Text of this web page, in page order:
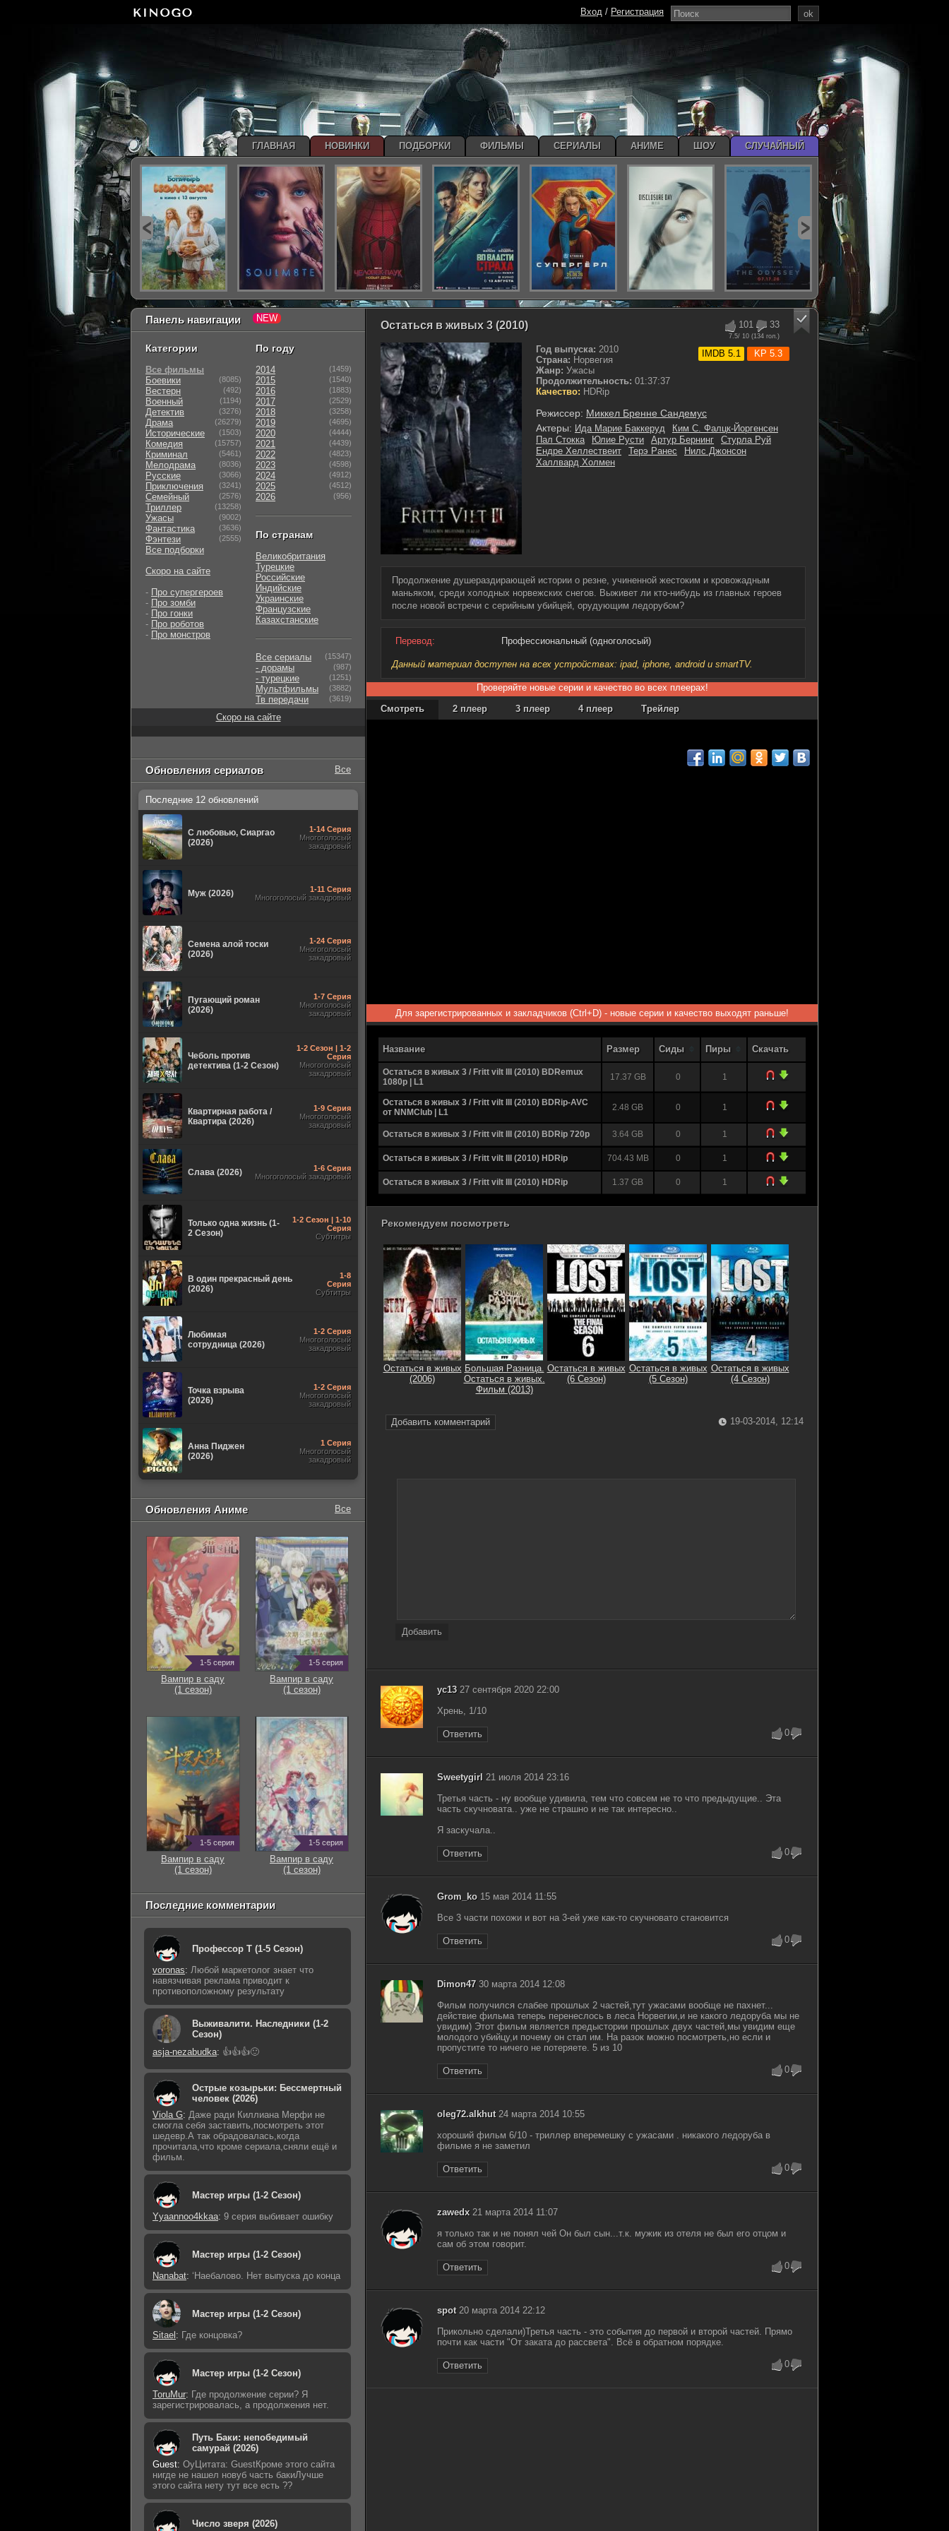
101 33
7.5/ 10 (134 гол.)
IMDB 5.1 KP 5.3
Остаться в живых 3 (2010)
Год выпуска: 2010
Страна: Норвегия
Жанр: Ужасы
Продолжительность: 01:37:37
Качество: HDRip
Режиссер: Миккел Бренне Сандемус
Актеры: Ида Марие Баккеруд
Ким С. Фалцк-Йоргенсен
Пал Стокка
Юлие Русти Артур Бернинг
Стурла Руй
Ендре Хеллествеит
Терэ Ранес
Нилс Джонсон
Халлвард Холмен
Продолжение душераздирающей истории о резне, учиненной жестоким и кровожадным
маньяком, среди холодных норвежских снегов. Выживет ли кто-нибудь из главных героев
после новой встречи с серийным убийцей, орудующим ледорубом?
Перевод: Профессиональный (одноголосый)
Данный материал доступен на всех устройствах: ipad, iphone, android и smartTV.
Проверяйте новые серии и качество во всех плеерах!
Смотреть
2 плеер 3 плеер 4 плеер Трейлер
Для зарегистрированных и закладчиков (Ctrl+D) - новые серии и качество выходят раньше!
Название Размер Сиды Пиры Скачать
Остаться в живых 3 / Fritt vilt III (2010) BDRemux
1080р | L1
17.37 GB 0 1
Остаться в живых 3 / Fritt vilt III (2010) BDRip-AVC
от NNMClub | L1
2.48 GB 0 1
Остаться в живых 3 / Fritt vilt III (2010) BDRip 720p 3.64 GB 0 1
Остаться в живых 3 / Fritt vilt III (2010) HDRip 704.43 MB 0 1
Остаться в живых 3 / Fritt vilt III (2010) HDRip 1.37 GB 0 1
Рекомендуем посмотреть
Остаться в живых
(2006)
Большая Разница.
Остаться в живых.
Фильм (2013)
Остаться в живых
(6 Сезон)
Остаться в живых
(5 Сезон)
Остаться в живых
(4 Сезон)
Добавить комментарий 19-03-2014, 12:14
Добавить
yc1327 сентября 2020 22:00
Хрень, 1/10
Ответить 0
Sweetygirl 21 июля 2014 23:16
Третья часть - ну вообще удивила, тем что совсем не то что предыдущие.. Эта
часть скучновата.. уже не страшно и не так интересно..
Я заскучала..
Ответить 0
Grom_ko 15 мая 2014 11:55
Все 3 части похожи и вот на 3-ей уже как-то скучновато становится
Ответить 0
Dimon4730 марта 2014 12:08
Фильм получился слабее прошлых 2 частей,тут ужасами вообще не пахнет...
действие фильма теперь перенеслось в леса Норвегии,и не какого ледоруба мы не
увидим) Этот фильм является предыстории прошлых двух частей,мы увидим еще
молодого убийцу,и почему он стал им. На разок можно посмотреть,но если и
пропустите то ничего не потеряете. 5 из 10
Ответить 0
oleg72.alkhut24 марта 2014 10:55
хороший фильм 6/10 - триллер вперемешку с ужасами . никакого ледоруба в
фильме я не заметил
Ответить 0
zawedx21 марта 2014 11:07
я только так и не понял чей Он был сын...т.к. мужик из отеля не был его отцом и
сам об этом говорит.
Ответить 0
spot20 марта 2014 22:12
Прикольно сделали)Третья часть - это события до первой и второй частей. Прямо
почти как части "От заката до рассвета". Всё в обратном порядке.
Ответить 0
Панель навигации
Категории
Все фильмы
Боевики
(8085)
Вестерн (492)
Военный (1194)
Детектив (3276)
Драма (26279)
Исторические (1503)
Комедия (15757)
Криминал (5461)
Мелодрама (8036)
Русские (3066)
Приключения (3241)
Семейный (2576)
Триллер (13258)
Ужасы (9002)
Фантастика (3636)
Фэнтези (2555)
Все подборки
Скоро на сайте
- Про супергероев
- Про зомби
- Про гонки
- Про роботов
- Про монстров
По году
2014 (1459)
2015 (1540)
2016 (1883)
2017 (2529)
2018 (3258)
2019 (4695)
2020 (4444)
2021 (4439)
2022 (4823)
2023 (4598)
2024 (4912)
2025 (4512)
2026 (956)
По странам
Великобритания
Турецкие
Российские
Индийские
Украинские
Французские
Казахстанские
Все сериалы (15347)
- дорамы (987)
- турецкие (1251)
Мультфильмы (3882)
Тв передачи (3619)
Скоро на сайте
Обновления сериалов Все
Последние 12 обновлений
С любовью, Сиаргао
(2026)
1-14 Серия
Многоголосый
закадровый
Муж (2026)
1-11 Серия
Многоголосый закадровый
Семена алой тоски
(2026)
1-24 Серия
Многоголосый
закадровый
Пугающий роман
(2026)
1-7 Серия
Многоголосый
закадровый
Чеболь против
детектива (1-2 Сезон)
1-2 Сезон | 1-2
Серия
Многоголосый
закадровый
Квартирная работа /
Квартира (2026)
1-9 Серия
Многоголосый
закадровый
Слава (2026)
1-6 Серия
Многоголосый закадровый
Только одна жизнь (1-
2 Сезон)
1-2 Сезон | 1-10
Серия
Субтитры
В один прекрасный день
(2026)
1-8
Серия
Субтитры
Любимая
сотрудница (2026)
1-2 Серия
Многоголосый
закадровый
Точка взрыва
(2026)
1-2 Серия
Многоголосый
закадровый
Анна Пиджен
(2026)
1 Серия
Многоголосый
закадровый
Обновления Аниме Все
1-5 серия
Вампир в саду
(1 сезон)
1-5 серия
Вампир в саду
(1 сезон)
1-5 серия
Вампир в саду
(1 сезон)
1-5 серия
Вампир в саду
(1 сезон)
Последние комментарии
Профессор Т (1-5 Сезон)
voronas: Любой маркетолог знает что
навязчивая реклама приводит к
противоположному результату
Выживалити. Наследники (1-2
Сезон)
asja-nezabudka: 👍👍👍🙂
Острые козырьки: Бессмертный
человек (2026)
Viola G: Даже ради Киллиана Мерфи не
смогла себя заставить,посмотреть этот
шедевр.А так обрадовалась,когда
прочитала,что кроме сериала,сняли ещё и
фильм.
Мастер игры (1-2 Сезон)
Yyaannoo4kkaa: 9 серия выбивает ошибку
Мастер игры (1-2 Сезон)
Nanabat: ‘Наебалово. Нет выпуска до конца
Мастер игры (1-2 Сезон)
Sitael : Где концовка?
Мастер игры (1-2 Сезон)
ToruMur: Где продолжение серии? Я
зарегистрировалась, а продолжения нет.
Путь Баки: непобедимый
самурай (2026)
Guest: ОуЦитата: GuestКроме этого сайта
нигде не нашел новуб часть бакиЛучше
этого сайта нету тут все есть ??
Число зверя (2026)
ok
Вход / Регистрация
ГЛАВНАЯ НОВИНКИ ПОДБОРКИ ФИЛЬМЫ СЕРИАЛЫ АНИМЕ ШОУ СЛУЧАЙНЫЙ